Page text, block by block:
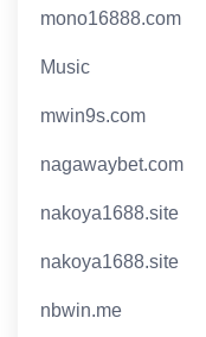
mono16888.com
Music
mwin9s.com
nagawaybet.com
nakoya1688.site
nakoya1688.site
nbwin.me